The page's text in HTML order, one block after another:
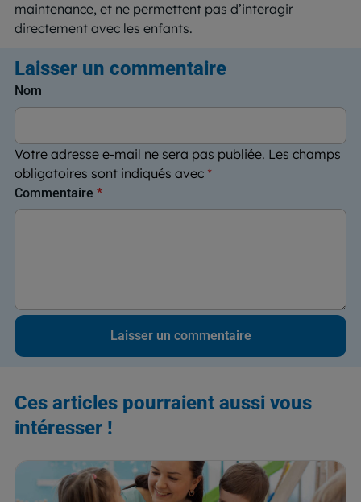
maintenance, et ne permettent pas d’interagir
directement avec les enfants.
Laisser un commentaire
Votre adresse e-mail ne sera pas publiée. Les champs
obligatoires sont indiqués avec *
Nom
Commentaire *
Ces articles pourraient aussi vous
intéresser !